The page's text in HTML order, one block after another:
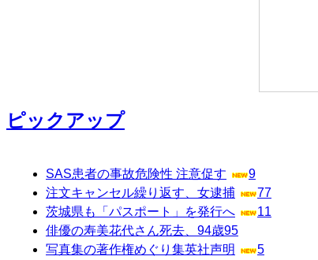
ピックアップ
SAS患者の事故危険性 注意促す
9
注文キャンセル繰り返す、女逮捕
77
茨城県も「パスポート」を発行へ
11
俳優の寿美花代さん死去、94歳95
写真集の著作権めぐり集英社声明
5